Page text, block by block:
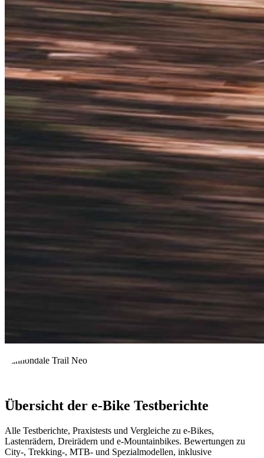
Cannondale Trail Neo
Übersicht der e-Bike Testberichte
Alle Testberichte, Praxistests und Vergleiche zu e-Bikes,
Lastenrädern, Dreirädern und e-Mountainbikes. Bewertungen zu
City-, Trekking-, MTB- und Spezialmodellen, inklusive